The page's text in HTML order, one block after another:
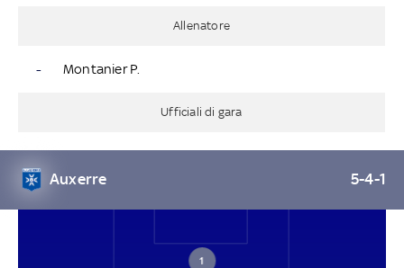
Allenatore
- Montanier P.
Ufficiali di gara
Auxerre 5-4-1
1